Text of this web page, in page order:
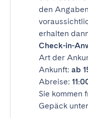
den
erhalten
Check-in-
Art der
Ankunft: ab
Abreise:
Sie kommen
Gepäck